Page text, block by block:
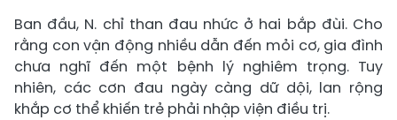
Ban đầu, N. chỉ than đau nhức ở hai bắp đùi. Cho
rằng con vận động nhiều dẫn đến mỏi cơ, gia đình
chưa nghĩ đến một bệnh lý nghiêm trọng. Tuy
nhiên, các cơn đau ngày càng dữ dội, lan rộng
khắp cơ thể khiến trẻ phải nhập viện điều trị.